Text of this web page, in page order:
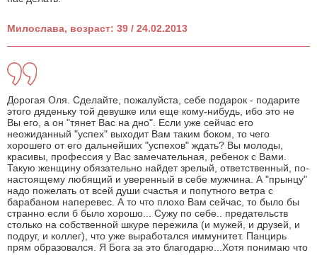
Милослава, возраст: 39 / 24.02.2013
Дорогая Оля. Сделайте, пожалуйста, себе подарок - подарите
этого дяденьку той девушке или еще кому-нибудь, ибо это не
Вы его, а он "тянет Вас на дно". Если уже сейчас его
неожиданный "успех" выходит Вам таким боком, то чего
хорошего от его дальнейших "успехов" ждать? Вы молоды,
красивы, профессия у Вас замечательная, ребенок с Вами.
Такую женщину обязательно найдет зрелый, ответственный, по-
настоящему любящий и уверенный в себе мужчина. А "прынцу"
надо пожелать от всей души счастья и попутного ветра с
барабаном наперевес. А то что плохо Вам сейчас, то было бы
странно если б было хорошо... Сужу по себе.. предательств
столько на собственной шкуре пережила (и мужей, и друзей, и
подруг, и коллег), что уже выработался иммунитет. Панцирь
прям образовался. Я Бога за это благодарю...Хотя понимаю что